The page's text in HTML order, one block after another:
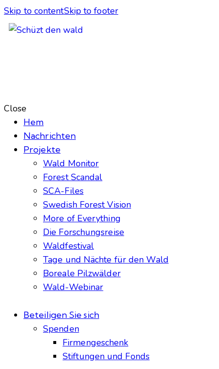
Skip to contentSkip to footer
Close
Hem
Nachrichten
Projekte
Wald Monitor
Forest Scandal
SCA-Files
Swedish Forest Vision
More of Everything
Die Forschungsreise
Waldfestival
Tage und Nächte für den Wald
Boreale Pilzwälder
Wald-Webinar
Beteiligen Sie sich
Spenden
Firmengeschenk
Stiftungen und Fonds